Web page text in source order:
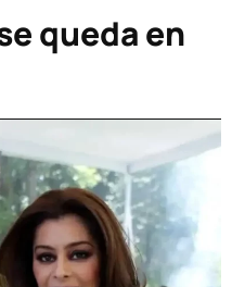
queda en